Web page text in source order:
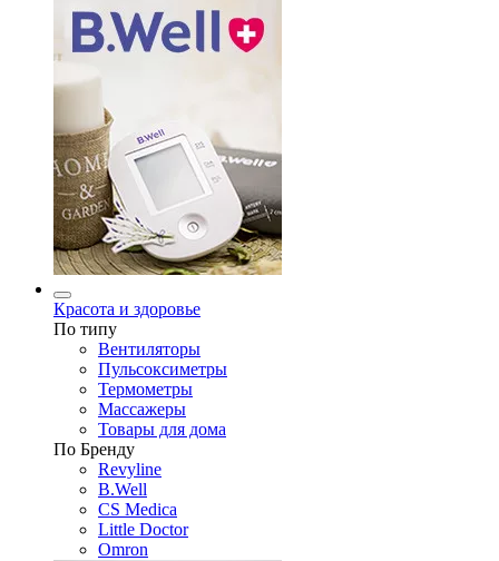
Красота и здоровье
По типу
Вентиляторы
Пульсоксиметры
Термометры
Массажеры
Товары для дома
По Бренду
Revyline
B.Well
CS Medica
Little Doctor
Omron